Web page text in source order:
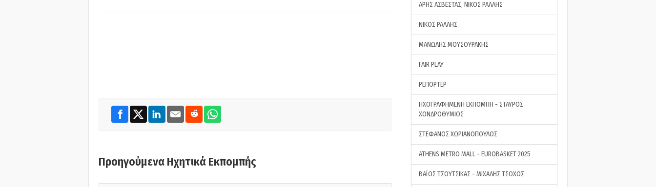
Προηγούμενα Ηχητικά Εκπομπής
ΑΡΗΣ ΑΣΒΕΣΤΑΣ, ΝΙΚΟΣ ΡΑΛΛΗΣ
ΝΙΚΟΣ ΡΑΛΛΗΣ
ΜΑΝΩΛΗΣ ΜΟΥΣΟΥΡΑΚΗΣ
FAIR PLAY
ΡΕΠΟΡΤΕΡ
ΗΧΟΓΡΑΦΗΜΕΝΗ ΕΚΠΟΜΠΗ - ΣΤΑΥΡΟΣ
ΧΟΝΔΡΟΘΥΜΙΟΣ
ΣΤΕΦΑΝΟΣ ΧΩΡΙΑΝΟΠΟΥΛΟΣ
ATHENS METRO MALL - EUROBASKET 2025
ΒΑΪΟΣ ΤΣΟΥΤΣΙΚΑΣ - ΜΙΧΑΛΗΣ ΤΣΟΧΟΣ